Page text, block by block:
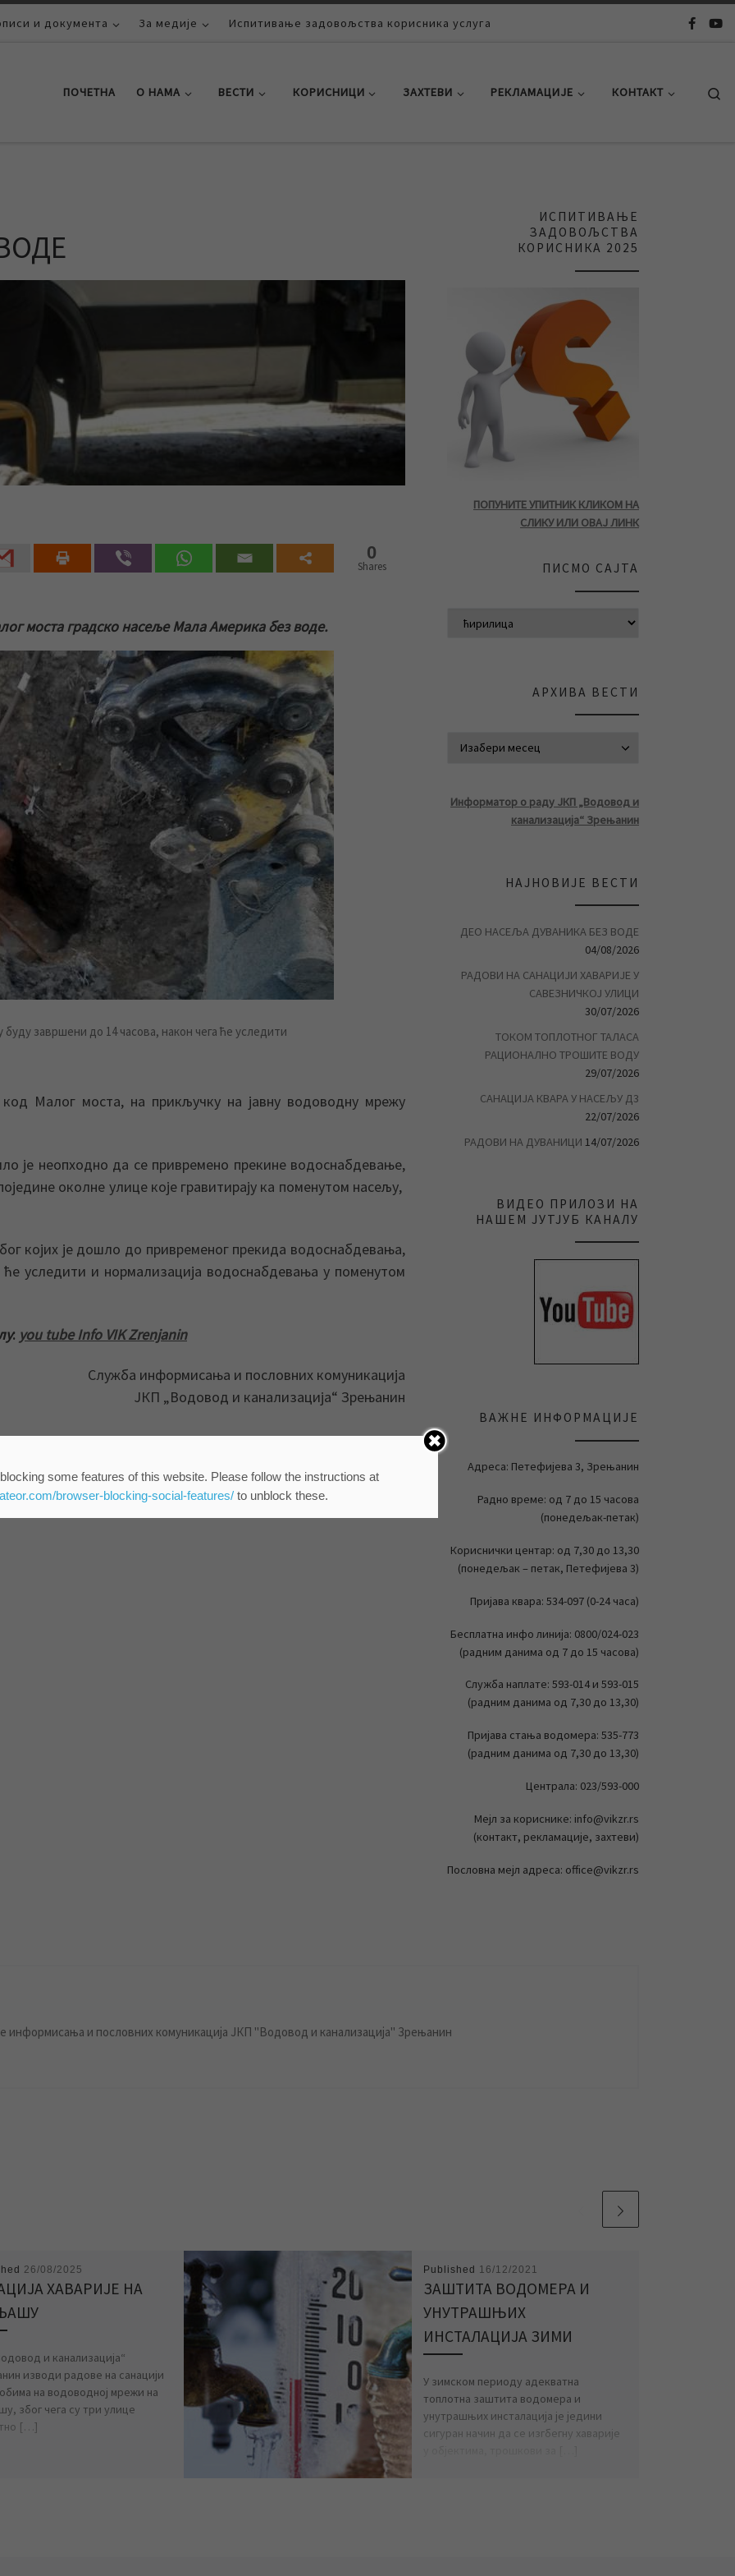
и документа За медије Испитивање задовољства корисника услуга
ПОЧЕТНА О НАМА ВЕСТИ КОРИСНИЦИ ЗАХТЕВИ РЕКЛАМАЦИЈЕ КОНТАКТ
0
Shares
моста градско насеље Мала Америка без воде.
завршени до 14 часова, након чега ће уследити
Малог моста, на прикључку на јавну водоводну мрежу
је неопходно да се привремено прекине водоснабдевање,
околне улице које гравитирају ка поменутом насељу,
којих је дошло до привременог прекида водоснабдевања,
уследити и нормализација водоснабдевања у поменутом
: you tube Info VIK Zrenjanin
Служба информисања и пословних комуникација
ЈКП „Водовод и канализација“ Зрењанин
Shares
информисања и пословних комуникација ЈКП "Водовод и канализација" Зрењанин
26/08/2025
ХАВАРИЈЕ НА
и канализација“
изводи радове на санацији
на водоводној мрежи на
због чега су три улице
[…]
Published 16/12/2021
ЗАШТИТА ВОДОМЕРА И
УНУТРАШЊИХ
ИНСТАЛАЦИЈА ЗИМИ
У зимском периоду адекватна
топлотна заштита водомера и
унутрашњих инсталација је једини
сигуран начин да се изгбегну хаварије
ИСПИТИВАЊЕ
ЗАДОВОЉСТВА
КОРИСНИКА 2025
ПОПУНИТЕ УПИТНИК КЛИКОМ НА
СЛИКУ ИЛИ ОВАЈ ЛИНК
ПИСМО САЈТА
АРХИВА ВЕСТИ
Информатор о раду ЈКП „Водовод и
канализација“ Зрењанин
НАЈНОВИЈЕ ВЕСТИ
ДЕО НАСЕЉА ДУВАНИКА БЕЗ ВОДЕ
04/08/2026
РАДОВИ НА САНАЦИЈИ ХАВАРИЈЕ У
САВЕЗНИЧКОЈ УЛИЦИ
30/07/2026
ТОКОМ ТОПЛОТНОГ ТАЛАСА
РАЦИОНАЛНО ТРОШИТЕ ВОДУ
29/07/2026
САНАЦИЈА КВАРА У НАСЕЉУ Д3
22/07/2026
РАДОВИ НА ДУВАНИЦИ 14/07/2026
ВИДЕО ПРИЛОЗИ НА
НАШЕМ ЈУТЈУБ КАНАЛУ
ВАЖНЕ ИНФОРМАЦИЈЕ
Адреса: Петефијева 3, Зрењанин
Радно време: од 7 до 15 часова
(понедељак-петак)
Кориснички центар: од 7,30 до 13,30
(понедељак – петак, Петефијева 3)
Пријава квара: 534-097 (0-24 часа)
Бесплатна инфо линија: 0800/024-023
(радним данима од 7 до 15 часова)
Служба наплате: 593-014 и 593-015
(радним данима од 7,30 до 13,30)
Пријава стања водомера: 535-773
(радним данима од 7,30 до 13,30)
Централа: 023/593-000
Мејл за кориснике: info@vikzr.rs
(контакт, рекламације, захтеви)
Пословна мејл адреса: office@vikzr.rs
some features of this website. Please follow the instructions at
browser-blocking-social-features/to unblock these.